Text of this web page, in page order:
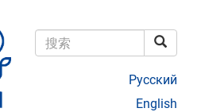
搜索
Русский
English